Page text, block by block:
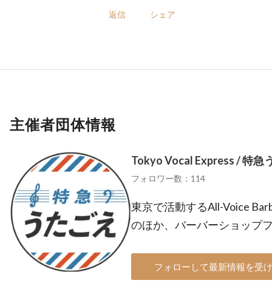
返信 シェア
主催者団体情報
Tokyo Vocal Express / 特急
フォロワー数：114
東京で活動するAll-Voice
のほか、バーバーショップ
フォローして最新情報を受